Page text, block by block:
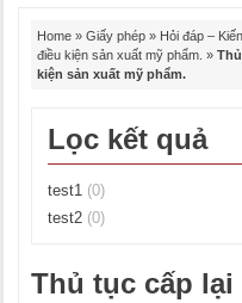
Home » Giấy phép » Hỏi đáp –
điều kiện sản xuất mỹ phẩm. »
kiện sản xuất mỹ phẩm.
Lọc kết quả
test1 (0)
test2 (0)
Thủ tục cấp